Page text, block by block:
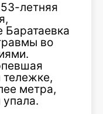
летняя
Баратаевка
во
тележке,
метра,
упала.